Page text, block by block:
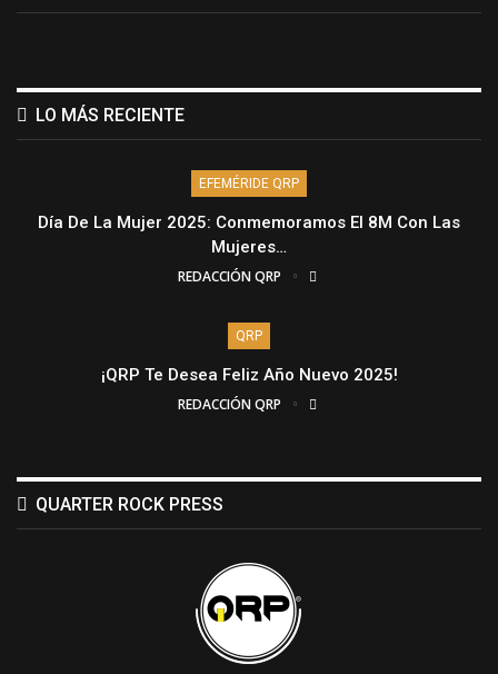
LO MÁS RECIENTE
EFEMÉRIDE QRP
Día De La Mujer 2025: Conmemoramos El 8M Con Las
Mujeres…
REDACCIÓN QRP
QRP
¡QRP Te Desea Feliz Año Nuevo 2025!
REDACCIÓN QRP
QUARTER ROCK PRESS